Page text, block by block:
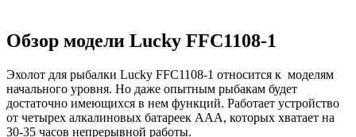
Обзор модели Lucky FFC1108-1
Эхолот для рыбалки Lucky FFC1108-1 относится к моделям
начального уровня. Но даже опытным рыбакам будет
достаточно имеющихся в нем функций. Работает устройство
от четырех алкалиновых батареек ААА, которых хватает на
30-35 часов непрерывной работы.